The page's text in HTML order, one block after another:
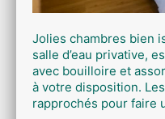
Jolies chambres bien
salle d’eau privative,
avec bouilloire et
à votre disposition.
rapprochés pour faire